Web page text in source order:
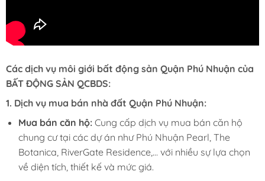
Các dịch vụ môi giới bất động sản Quận Phú Nhuận của
BẤT ĐỘNG SẢN QCBDS:
1. Dịch vụ mua bán nhà đất Quận Phú Nhuận:
Mua bán căn hộ:Cung cấp dịch vụ mua bán căn hộ
chung cư tại các dự án như Phú Nhuận Pearl, The
Botanica, RiverGate Residence,… với nhiều sự lựa chọn
về diện tích, thiết kế và mức giá.